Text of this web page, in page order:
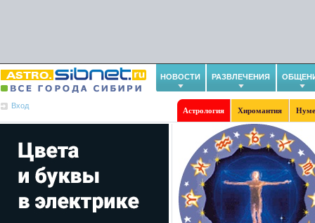
НОВОСТИ РАЗВЛЕЧЕНИЯ
Вход
Астрология Хиромантия